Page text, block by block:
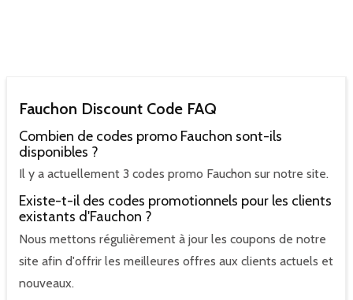
Fauchon Discount Code FAQ
Combien de codes promo Fauchon sont-ils
disponibles ?
Il y a actuellement 3 codes promo Fauchon sur notre site.
Existe-t-il des codes promotionnels pour les clients
existants d'Fauchon ?
Nous mettons régulièrement à jour les coupons de notre
site afin d'offrir les meilleures offres aux clients actuels et
nouveaux.